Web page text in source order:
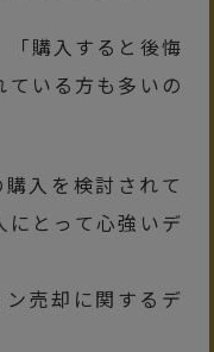
「購入すると後悔
いる方も多いの
入を検討されて
にとって心強いデ
売却に関するデ